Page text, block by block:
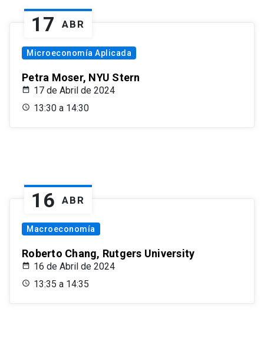
17 ABR
Microeconomía Aplicada
Petra Moser, NYU Stern
17 de Abril de 2024
13:30 a 14:30
16 ABR
Macroeconomía
Roberto Chang, Rutgers University
16 de Abril de 2024
13:35 a 14:35